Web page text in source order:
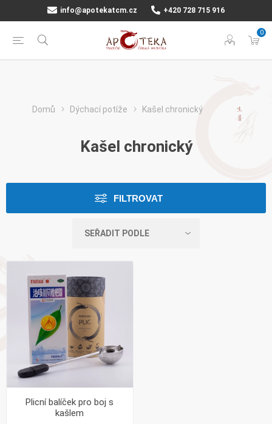
info@apotekatcm.cz +420 728 715 916
0
Domů Dýchací potíže Kašel chronický
Kašel chronický
FILTROVAT
Plicní balíček pro boj s
kašlem